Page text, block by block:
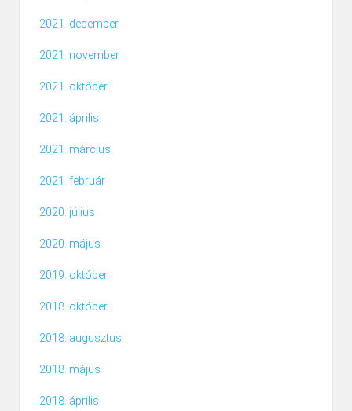
2021. december
2021. november
2021. október
2021. április
2021. március
2021. február
2020. július
2020. május
2019. október
2018. október
2018. augusztus
2018. május
2018. április